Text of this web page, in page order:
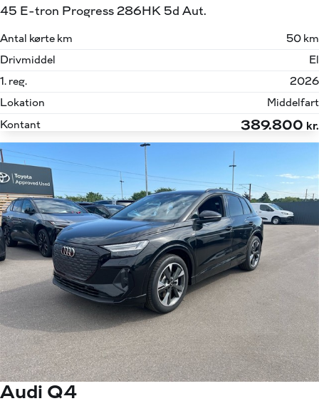
45 E-tron Progress 286HK 5d Aut.
Antal kørte km
50 km
Drivmiddel
El
1. reg.
2026
Lokation
Middelfart
Kontant
389.800 kr.
Audi Q4